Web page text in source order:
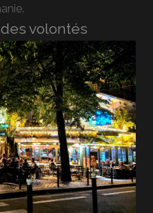
volontés